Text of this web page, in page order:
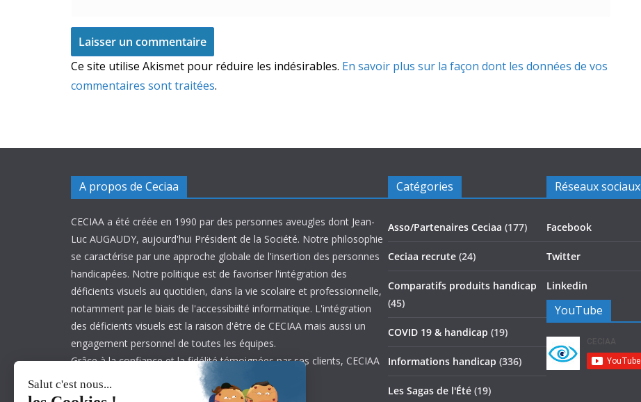
Ce site utilise Akismet pour réduire les indésirables. En savoir plus sur la façon dont les données de vos
commentaires sont traitées.
A propos de Ceciaa
CECIAA a été créée en 1990 par des personnes aveugles dont Jean-
Luc AUGAUDY, aujourd'hui Président de la Société. Notre philosophie
se caractérise par une approche globale de l'insertion des personnes
handicapées. Notre politique est de favoriser l'intégration des
déficients visuels au quotidien, dans la vie scolaire et professionnelle,
notamment par le biais de l'accessibiilté informatique. L'intégration
des déficients visuels est la raison d'être de CECIAA mais aussi un
engagement personnel de toutes les équipes.
Grâce à la confiance et la fidélité témoignées par ses clients, CECIAA
est aujourd’hui leader sur son marché.
Catégories
Asso/Partenaires Ceciaa (177)
Ceciaa recrute (24)
Comparatifs produits handicap
(45)
COVID 19 & handicap (19)
Informations handicap (336)
Les Sagas de l'Été (19)
Réseaux sociaux
Facebook
Twitter
Linkedin
YouTube